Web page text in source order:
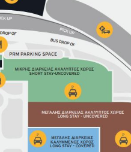
В 2028 ГОДУ ENI НАЧНЕТ
ДОБЫЧУ ГАЗА НА
МЕСТОРОЖДЕНИИ KRONOS
НА КИПРСКОМ ШЕЛЬФЕ
БИЗНЕС JUL 28, 2026